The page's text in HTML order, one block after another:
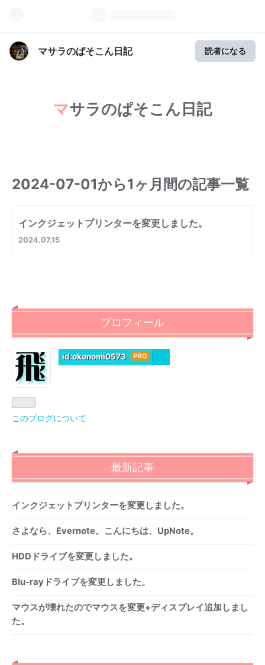
マサラのぱそこん日記 読者になる
マサラのぱそこん日記
2024-07-01から1ヶ月間の記事一覧
2024 07 15
インクジェットプリンターを変更しました。
プロフィール
id:okonomi0573 はて
このブログについて
最新記事
インクジェットプリンターを変更しました。
さよなら、Evernote。こんにちは、UpNote。
HDDドライブを変更しました。
Blu-rayドライブを変更しました。
マウスが壊れたのでマウスを変更+ディスプレイ追加しまし
た。